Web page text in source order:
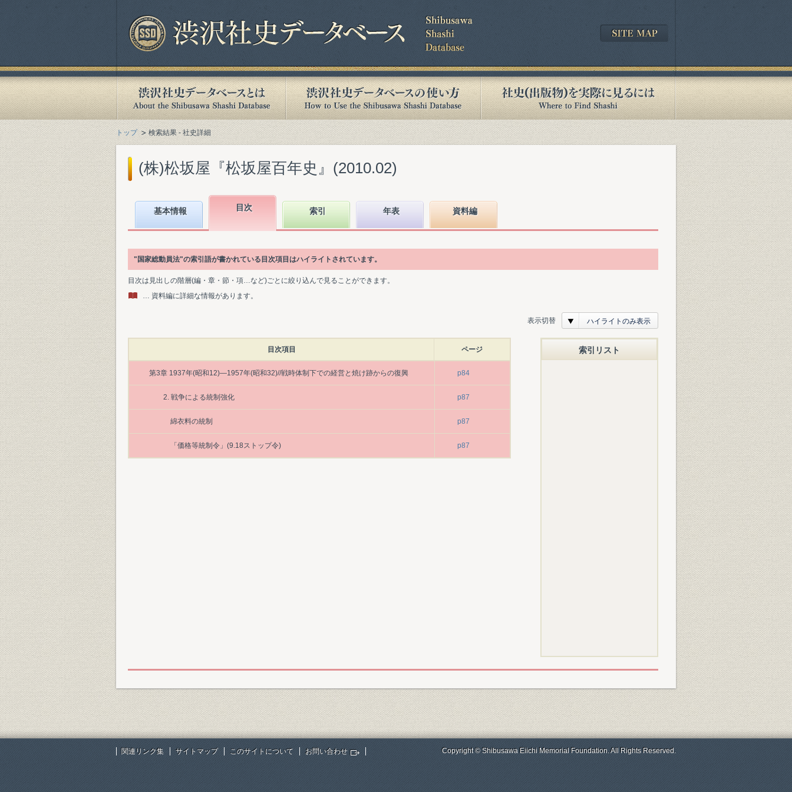
トップ 検索結果 - 社史詳細
(株)松坂屋『松坂屋百年史』(2010.02)
基本情報 目次 索引 年表 資料編
"国家総動員法"の索引語が書かれている目次項目はハイライトされています。
目次は見出しの階層(編・章・節・項…など)ごとに絞り込んで見ることができます。
… 資料編に詳細な情報があります。
表示切替 ハイライトのみ表示
目次項目 ページ
第3章 1937年(昭和12)―1957年(昭和32)//戦時体制下での経営と焼け跡からの復興 p84
2. 戦争による統制強化 p87
綿衣料の統制 p87
「価格等統制令」(9.18ストップ令) p87
索引リスト
関連リンク集 サイトマップ このサイトについて お問い合わせ Copyright © Shibusawa Eiichi Memorial Foundation. All Rights Reserved.